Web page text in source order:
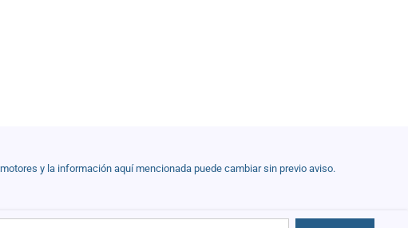
y la información aquí mencionada puede cambiar sin previo aviso.